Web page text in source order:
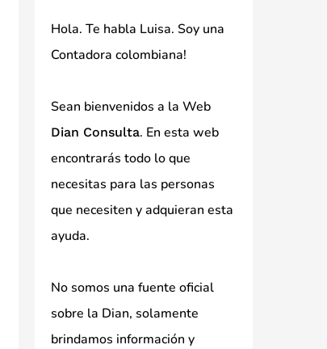
Hola. Te habla Luisa. Soy una
Contadora colombiana!
Sean bienvenidos a la Web
Dian Consulta. En esta web
encontrarás todo lo que
necesitas para las personas
que necesiten y adquieran esta
ayuda.
No somos una fuente oficial
sobre la Dian, solamente
brindamos información y